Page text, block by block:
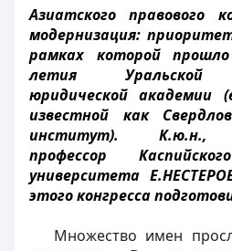
Азиатского правового
модернизация:
рамках которой
летия Уральской
юридической академии
известной как
институт). К.ю.н.,
профессор
университета
этого конгресса
Множество имен